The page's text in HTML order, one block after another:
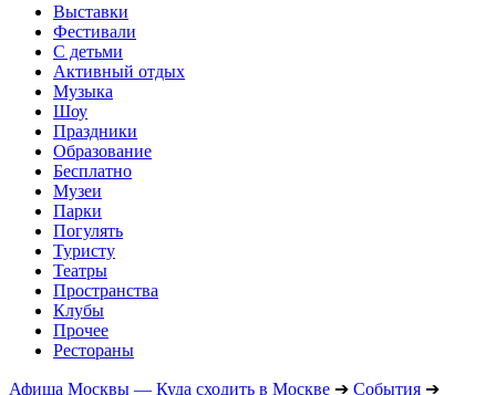
Выставки
Фестивали
С детьми
Активный отдых
Музыка
Шоу
Праздники
Образование
Бесплатно
Музеи
Парки
Погулять
Туристу
Театры
Пространства
Клубы
Прочее
Рестораны
Афиша Москвы — Куда сходить в Москве ➔ События ➔